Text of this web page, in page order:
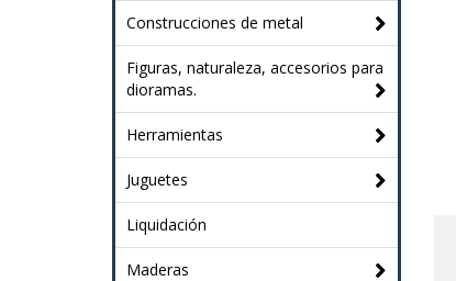
Construcciones de metal
Figuras, naturaleza, accesorios para
dioramas.
Herramientas
Juguetes
Liquidación
Maderas